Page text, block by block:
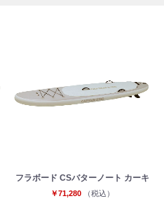
フラボード CSバターノート カーキ
￥71,280 （税込）